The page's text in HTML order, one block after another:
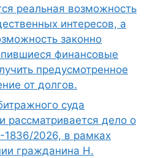
реальная возможность
интересов, а
законно
финансовые
предусмотренное
от долгов.
суда
рассматривается дело о
2026, в рамках
гражданина Н.